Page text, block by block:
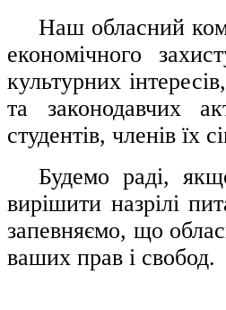
Наш обласний
економічного
культурних
та законодавчих
студентів, членів їх
Будемо раді,
вирішити назрілі
запевняємо, що
ваших прав і свобод.